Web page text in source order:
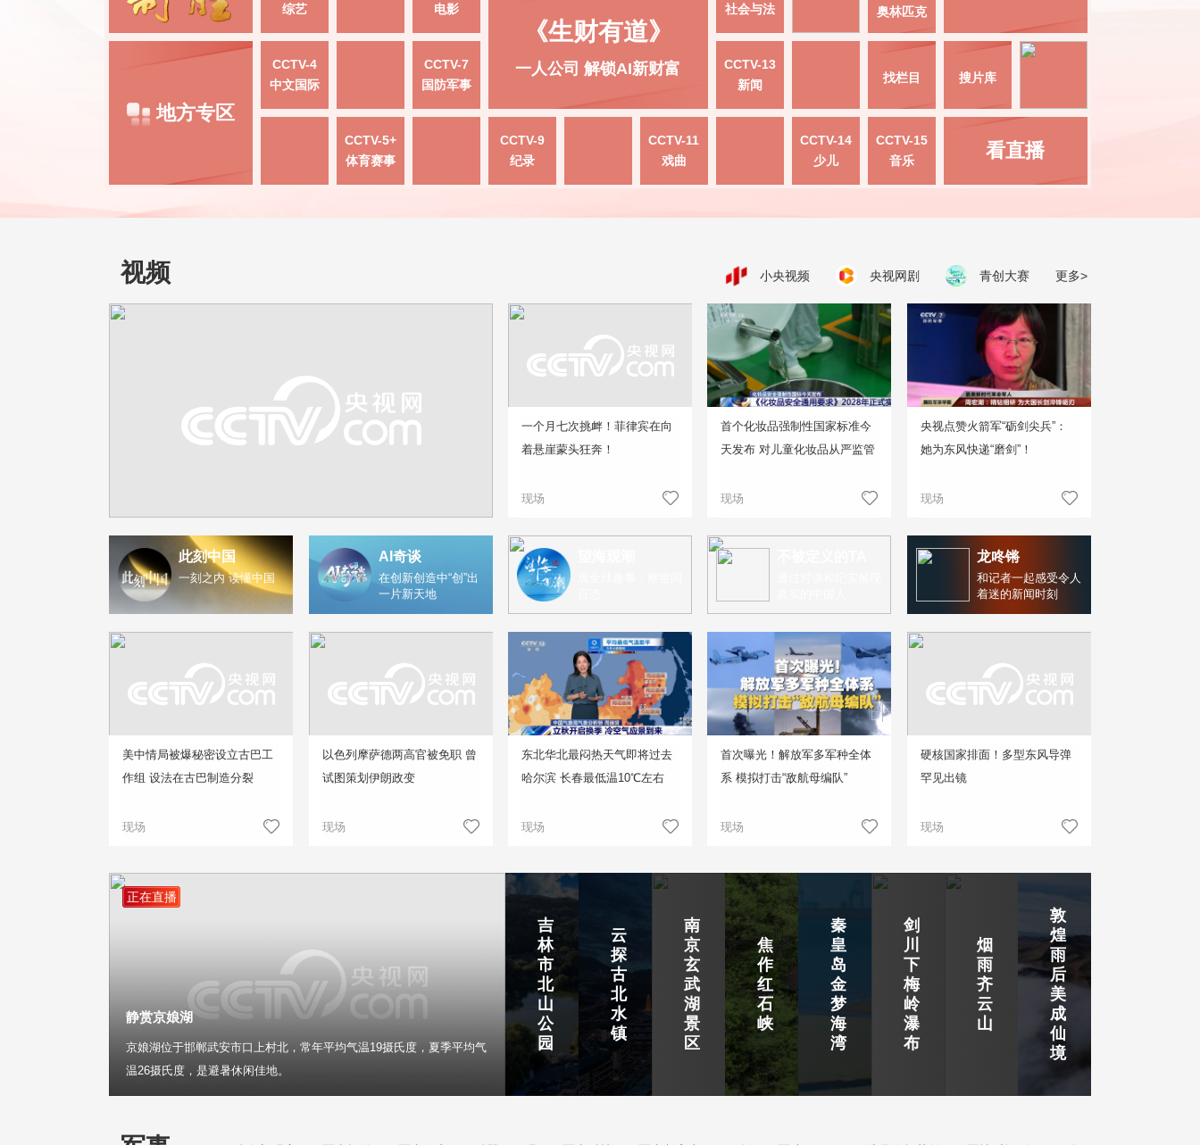
综艺
电影
《生财有道》
一人公司 解锁AI新财富
社会与法
奥林匹克
地方专区
CCTV-4
中文国际
CCTV-7
国防军事
CCTV-13
新闻
找栏目 搜片库
CCTV-5+
体育赛事
CCTV-9
纪录
CCTV-11
戏曲
CCTV-14
少儿
CCTV-15
音乐
看直播
视频 更多>
小央视频 央视网剧 青创大赛
一个月七次挑衅！菲律宾在向
着悬崖蒙头狂奔！
现场
首个化妆品强制性国家标准今
天发布 对儿童化妆品从严监管
现场
央视点赞火箭军“砺剑尖兵”：
她为东风快递“磨剑”！
现场
此刻中国
一刻之内 读懂中国
AI奇谈
在创新创造中“创”出
一片新天地
龙咚锵
和记者一起感受令人
着迷的新闻时刻
美中情局被爆秘密设立古巴工
作组 设法在古巴制造分裂
现场
以色列摩萨德两高官被免职 曾
试图策划伊朗政变
现场
东北华北最闷热天气即将过去
哈尔滨 长春最低温10℃左右
现场
首次曝光！解放军多军种全体
系 模拟打击“敌航母编队”
现场
硬核国家排面！多型东风导弹
罕见出镜
现场
正在直播
静赏京娘湖
京娘湖位于邯郸武安市口上村北，常年平均气温19摄氏度，夏季平均气
温26摄氏度，是避暑休闲佳地。
吉
林
市
北
山
公
园
云
探
古
北
水
镇
南
京
玄
武
湖
景
区
焦
作
红
石
峡
秦
皇
岛
金
梦
海
湾
剑
川
下
梅
岭
瀑
布
烟
雨
齐
云
山
敦
煌
雨
后
美
成
仙
境